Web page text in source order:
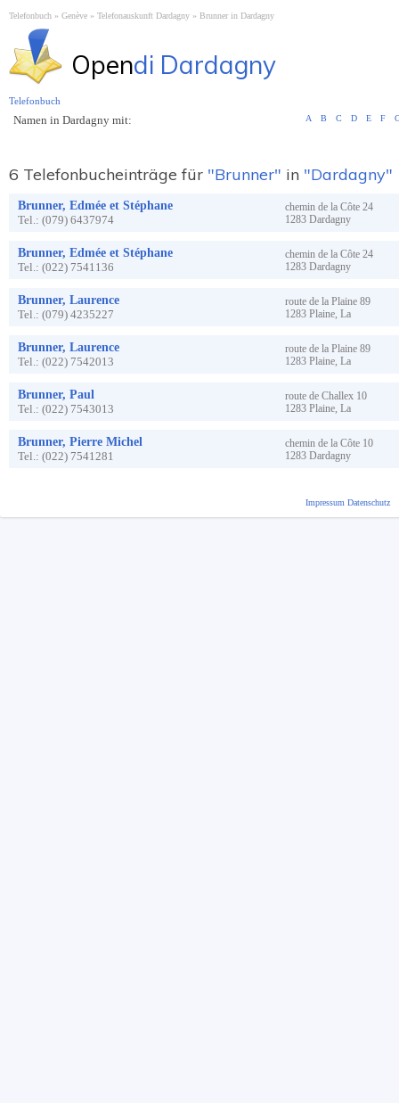
Telefonbuch Genève Telefonauskunft Dardagny Brunner in Dardagny
Opendi Dardagny
Namen in Dardagny mit: A B C D E F
6 Telefonbucheinträge für "Brunner" in "Dardagny"
Brunner, Edmée et Stéphane
Tel.: (079) 6437974
chemin de la Côte 24
1283 Dardagny
Brunner, Edmée et Stéphane
Tel.: (022) 7541136
chemin de la Côte 24
1283 Dardagny
Brunner, Laurence
Tel.: (079) 4235227
route de la Plaine 89
1283 Plaine, La
Brunner, Laurence
Tel.: (022) 7542013
route de la Plaine 89
1283 Plaine, La
Brunner, Paul
Tel.: (022) 7543013
route de Challex 10
1283 Plaine, La
Brunner, Pierre Michel
Tel.: (022) 7541281
chemin de la Côte 10
1283 Dardagny
Telefonbuch
Impressum Datenschutz